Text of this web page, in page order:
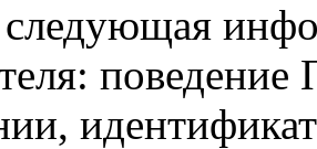
следующая